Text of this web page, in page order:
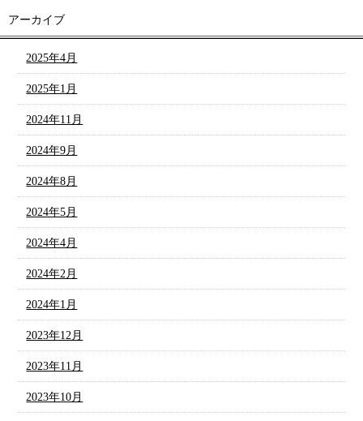
アーカイブ
2025年4月
2025年1月
2024年11月
2024年9月
2024年8月
2024年5月
2024年4月
2024年2月
2024年1月
2023年12月
2023年11月
2023年10月